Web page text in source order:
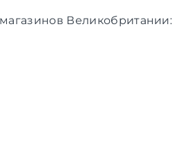
Великобритании: